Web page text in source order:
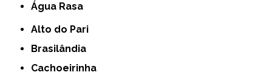
Água Rasa
Alto do Pari
Brasilândia
Cachoeirinha